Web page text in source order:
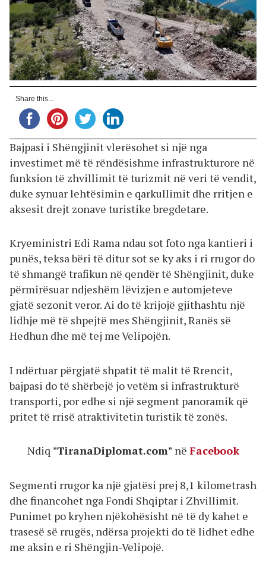
Share this...
Bajpasi i Shëngjinit vlerësohet si një nga
investimet më të rëndësishme infrastrukturore në
funksion të zhvillimit të turizmit në veri të vendit,
duke synuar lehtësimin e qarkullimit dhe rritjen e
aksesit drejt zonave turistike bregdetare.
Kryeministri Edi Rama ndau sot foto nga kantieri i
punës, teksa bëri të ditur sot se ky aks i ri rrugor do
të shmangë trafikun në qendër të Shëngjinit, duke
përmirësuar ndjeshëm lëvizjen e automjeteve
gjatë sezonit veror. Ai do të krijojë gjithashtu një
lidhje më të shpejtë mes Shëngjinit, Ranës së
Hedhun dhe më tej me Velipojën.
I ndërtuar përgjatë shpatit të malit të Rrencit,
bajpasi do të shërbejë jo vetëm si infrastrukturë
transporti, por edhe si një segment panoramik që
pritet të rrisë atraktivitetin turistik të zonës.
Ndiq "TiranaDiplomat.com" në Facebook
Segmenti rrugor ka një gjatësi prej 8,1 kilometrash
dhe financohet nga Fondi Shqiptar i Zhvillimit.
Punimet po kryhen njëkohësisht në të dy kahet e
trasesë së rrugës, ndërsa projekti do të lidhet edhe
me aksin e ri Shëngjin-Velipojë.